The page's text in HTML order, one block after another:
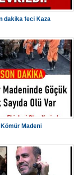
dakika feci Kaza
Kömür Madeni